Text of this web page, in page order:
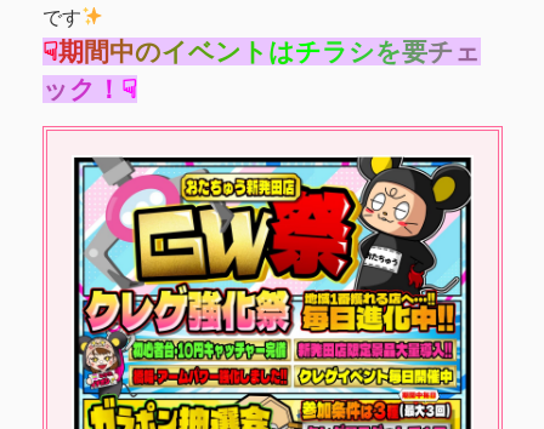
です
☟期 間中のイベン ト はチラ シを要チ ェ
ッ ク ！ ☟